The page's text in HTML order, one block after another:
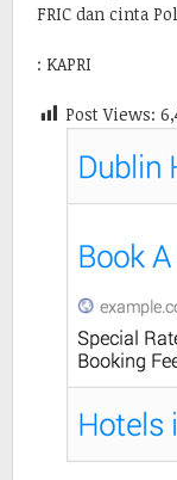
FRIC dan cinta
: KAPRI
Post Views: